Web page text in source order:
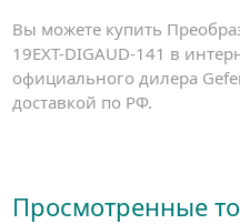
Вы можете купить
19EXT-DIGAUD-141 в
официального дилера
доставкой по РФ.
Просмотренные